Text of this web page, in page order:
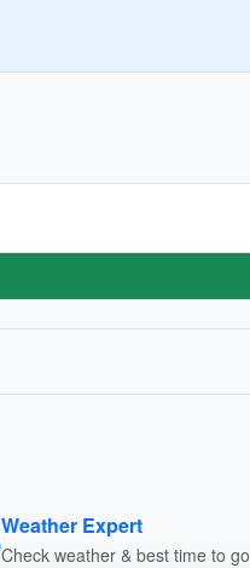
Weather Expert
Check weather & best time to go